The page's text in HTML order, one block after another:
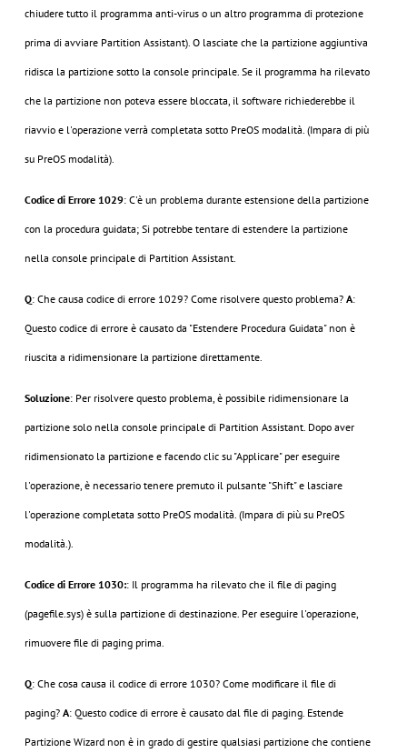
chiudere tutto il programma anti-virus o un altro programma di protezione
prima di avviare Partition Assistant). O lasciate che la partizione aggiuntiva
ridisca la partizione sotto la console principale. Se il programma ha rilevato
che la partizione non poteva essere bloccata, il software richiederebbe il
riavvio e l'operazione verrà completata sotto PreOS modalità. (Impara di più
su PreOS modalità).
Codice di Errore 1029: C'è un problema durante estensione della partizione
con la procedura guidata; Si potrebbe tentare di estendere la partizione
nella console principale di Partition Assistant.
Q: Che causa codice di errore 1029? Come risolvere questo problema? A:
Questo codice di errore è causato da "Estendere Procedura Guidata" non è
riuscita a ridimensionare la partizione direttamente.
Soluzione: Per risolvere questo problema, è possibile ridimensionare la
partizione solo nella console principale di Partition Assistant. Dopo aver
ridimensionato la partizione e facendo clic su "Applicare" per eseguire
l'operazione, è necessario tenere premuto il pulsante "Shift" e lasciare
l'operazione completata sotto PreOS modalità. (Impara di più su PreOS
modalità.).
Codice di Errore 1030:: Il programma ha rilevato che il file di paging
(pagefile.sys) è sulla partizione di destinazione. Per eseguire l'operazione,
rimuovere file di paging prima.
Q: Che cosa causa il codice di errore 1030? Come modificare il file di
paging? A: Questo codice di errore è causato dal file di paging. Estende
Partizione Wizard non è in grado di gestire qualsiasi partizione che contiene